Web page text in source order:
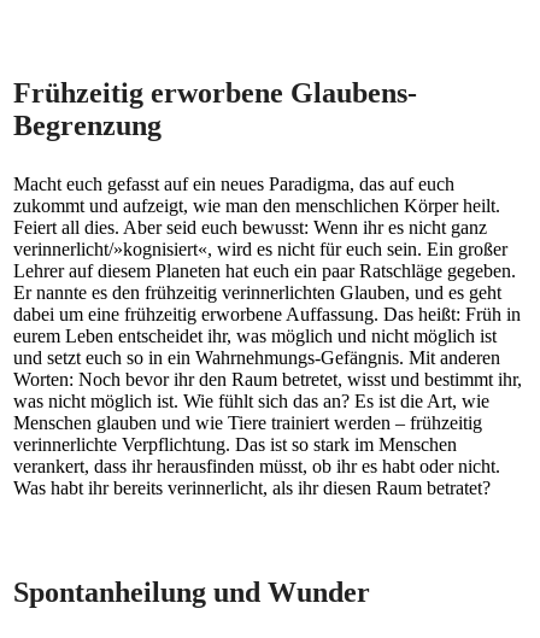
Frühzeitig erworbene Glaubens-
Begrenzung
Macht euch gefasst auf ein neues Paradigma, das auf euch
zukommt und aufzeigt, wie man den menschlichen Körper heilt.
Feiert all dies. Aber seid euch bewusst: Wenn ihr es nicht ganz
verinnerlicht/»kognisiert«, wird es nicht für euch sein. Ein großer
Lehrer auf diesem Planeten hat euch ein paar Ratschläge gegeben.
Er nannte es den frühzeitig verinnerlichten Glauben, und es geht
dabei um eine frühzeitig erworbene Auffassung. Das heißt: Früh in
eurem Leben entscheidet ihr, was möglich und nicht möglich ist
und setzt euch so in ein Wahrnehmungs-Gefängnis. Mit anderen
Worten: Noch bevor ihr den Raum betretet, wisst und bestimmt ihr,
was nicht möglich ist. Wie fühlt sich das an? Es ist die Art, wie
Menschen glauben und wie Tiere trainiert werden – frühzeitig
verinnerlichte Verpflichtung. Das ist so stark im Menschen
verankert, dass ihr herausfinden müsst, ob ihr es habt oder nicht.
Was habt ihr bereits verinnerlicht, als ihr diesen Raum betratet?
Spontanheilung und Wunder